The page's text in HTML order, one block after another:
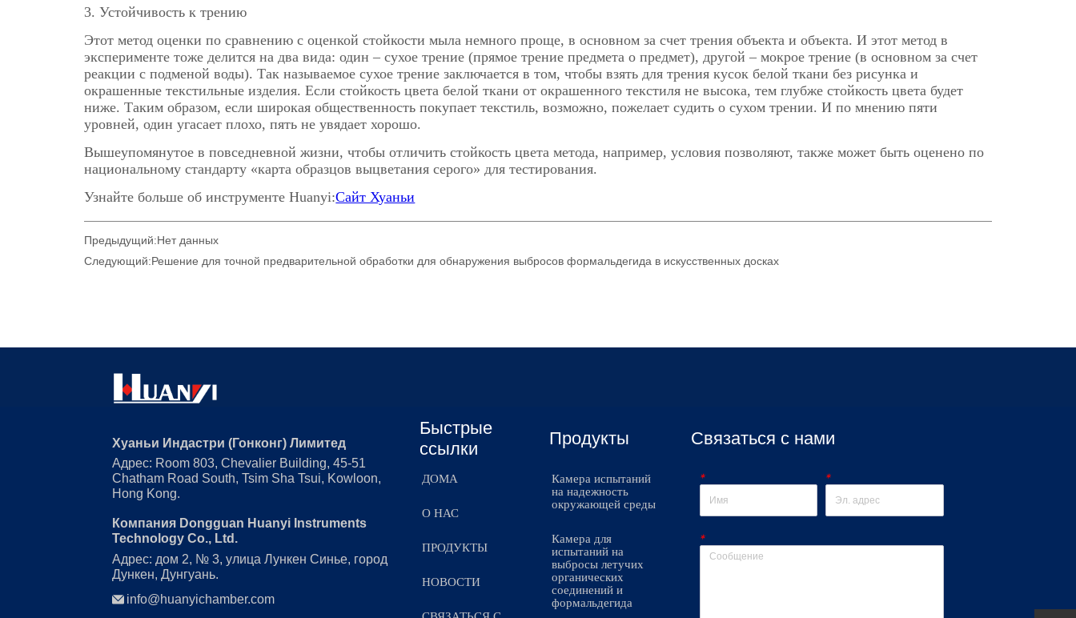
Предыдущий:Нет данных
Следующий:Решение для точной предварительной обработки для обнаружения выбросов формальдегида в искусственных досках
Хуаньи Индастри (Гонконг) Лимитед
Адрес: Room 803, Chevalier Building, 45-51
Chatham Road South, Tsim Sha Tsui, Kowloon,
Hong Kong.
Компания Dongguan Huanyi Instruments
Technology Co., Ltd.
Адрес: дом 2, № 3, улица Лункен Синье, город
Дункен, Дунгуань.
info@huanyichamber.com
Быстрые
ссылки
ДОМА
О НАС
ПРОДУКТЫ
НОВОСТИ
Продукты
Камера испытаний
на надежность
окружающей среды
Камера для
испытаний на
выбросы летучих
органических
соединений и
формальдегида
Связаться с нами
* *
*